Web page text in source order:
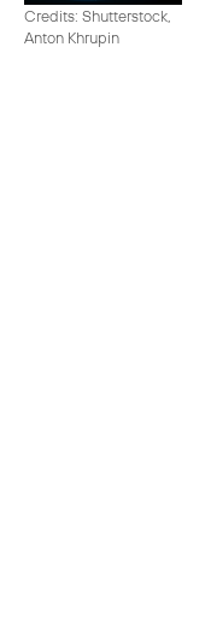
Credits: Shutterstock,
Anton Khrupin